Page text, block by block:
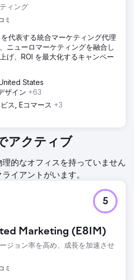
ィング
ミ
代表する統合マーケティング代理
ニューロマーケティングを融合し
げ、ROI を最大化するキャンペー
States
ザイン +63
ス, Eコマース +3
アクティブ
的なオフィスを持っていません
イアントがいます。
Marketing (E8IM)
ジョン率を高め、成長を加速させ
ミ
5